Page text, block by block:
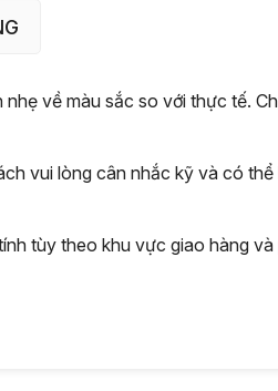
về màu sắc so với thực tế.
vui lòng cân nhắc kỹ và có thể
tùy theo khu vực giao hàng